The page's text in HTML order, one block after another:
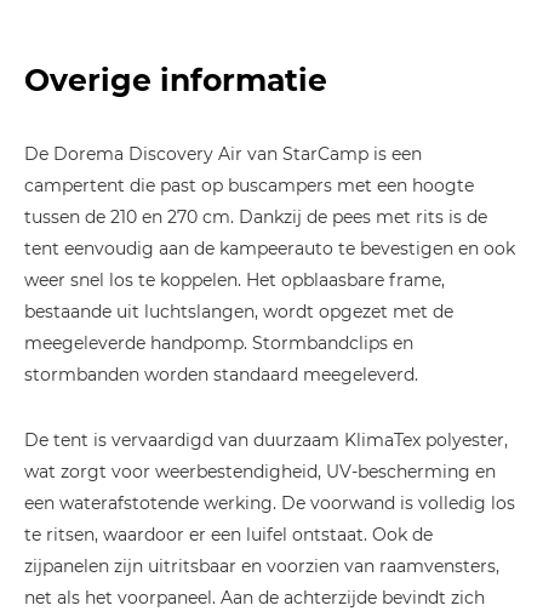
Overige informatie
De Dorema Discovery Air van StarCamp is een
campertent die past op buscampers met een hoogte
tussen de 210 en 270 cm. Dankzij de pees met rits is de
tent eenvoudig aan de kampeerauto te bevestigen en ook
weer snel los te koppelen. Het opblaasbare frame,
bestaande uit luchtslangen, wordt opgezet met de
meegeleverde handpomp. Stormbandclips en
stormbanden worden standaard meegeleverd.
De tent is vervaardigd van duurzaam KlimaTex polyester,
wat zorgt voor weerbestendigheid, UV-bescherming en
een waterafstotende werking. De voorwand is volledig los
te ritsen, waardoor er een luifel ontstaat. Ook de
zijpanelen zijn uitritsbaar en voorzien van raamvensters,
net als het voorpaneel. Aan de achterzijde bevindt zich